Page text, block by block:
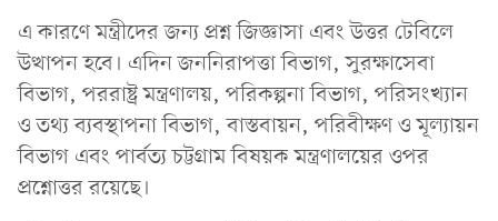
এ কারণে মন্ত্রীদের জন্য প্রশ্ন জিজ্ঞাসা এবং উত্তর টেবিলে
উত্থাপন হবে। এদিন জননিরাপত্তা বিভাগ, সুরক্ষাসেবা
বিভাগ, পররাষ্ট্র মন্ত্রণালয়, পরিকল্পনা বিভাগ, পরিসংখ্যান
ও তথ্য ব্যবস্থাপনা বিভাগ, বাস্তবায়ন, পরিবীক্ষণ ও মূল্যায়ন
বিভাগ এবং পার্বত্য চট্টগ্রাম বিষয়ক মন্ত্রণালয়ের ওপর
প্রশ্নোত্তর রয়েছে।